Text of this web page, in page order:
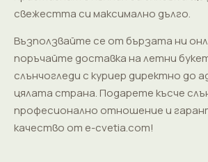
свежестта си максимално дълго.
Възползвайте се от бързата ни
поръчайте доставка на летни
слънчогледи с куриер директно до
цялата страна. Подарете късче
професионално отношение и
качество от e-cvetia.com!